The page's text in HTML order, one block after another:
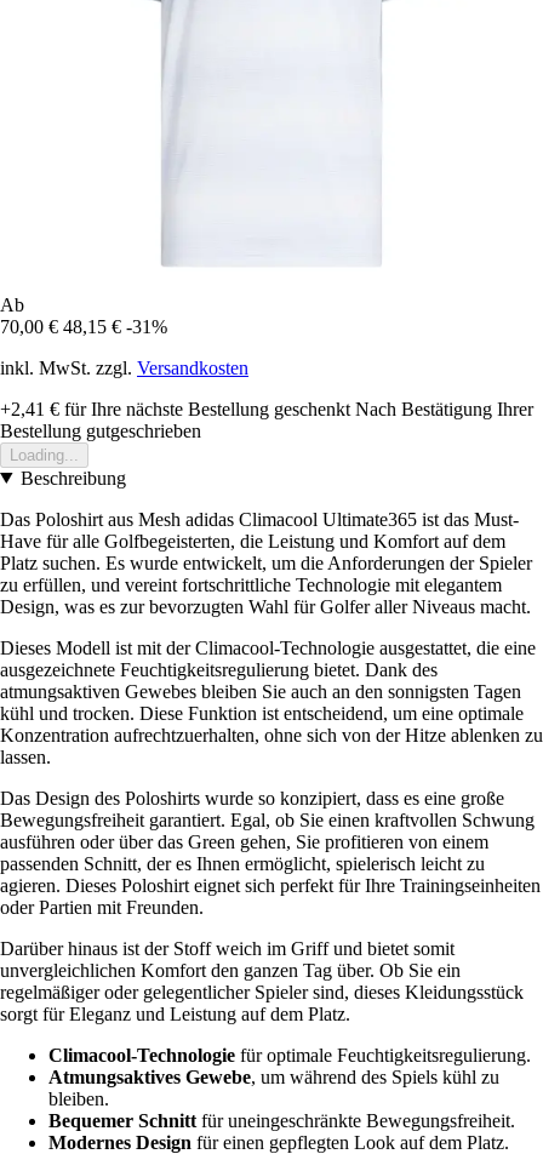
Ab
70,00 € 48,15 € -31%
inkl. MwSt. zzgl. Versandkosten
+2,41 € für Ihre nächste Bestellung geschenkt Nach Bestätigung Ihrer
Bestellung gutgeschrieben
Loading...
Beschreibung
Das Poloshirt aus Mesh adidas Climacool Ultimate365 ist das Must-
Have für alle Golfbegeisterten, die Leistung und Komfort auf dem
Platz suchen. Es wurde entwickelt, um die Anforderungen der Spieler
zu erfüllen, und vereint fortschrittliche Technologie mit elegantem
Design, was es zur bevorzugten Wahl für Golfer aller Niveaus macht.
Dieses Modell ist mit der Climacool-Technologie ausgestattet, die eine
ausgezeichnete Feuchtigkeitsregulierung bietet. Dank des
atmungsaktiven Gewebes bleiben Sie auch an den sonnigsten Tagen
kühl und trocken. Diese Funktion ist entscheidend, um eine optimale
Konzentration aufrechtzuerhalten, ohne sich von der Hitze ablenken zu
lassen.
Das Design des Poloshirts wurde so konzipiert, dass es eine große
Bewegungsfreiheit garantiert. Egal, ob Sie einen kraftvollen Schwung
ausführen oder über das Green gehen, Sie profitieren von einem
passenden Schnitt, der es Ihnen ermöglicht, spielerisch leicht zu
agieren. Dieses Poloshirt eignet sich perfekt für Ihre Trainingseinheiten
oder Partien mit Freunden.
Darüber hinaus ist der Stoff weich im Griff und bietet somit
unvergleichlichen Komfort den ganzen Tag über. Ob Sie ein
regelmäßiger oder gelegentlicher Spieler sind, dieses Kleidungsstück
sorgt für Eleganz und Leistung auf dem Platz.
Climacool-Technologie für optimale Feuchtigkeitsregulierung.
Atmungsaktives Gewebe, um während des Spiels kühl zu
bleiben.
Bequemer Schnitt für uneingeschränkte Bewegungsfreiheit.
Modernes Design für einen gepflegten Look auf dem Platz.